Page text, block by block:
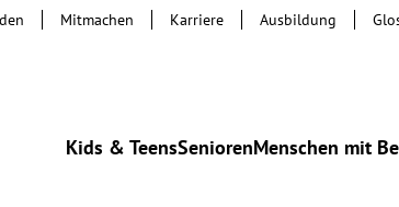
Kids & TeensSeniorenMenschen mit
Mitmachen Karriere Ausbildung